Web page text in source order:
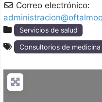
Correo electrónico:
Servicios de salud
Consultorios de